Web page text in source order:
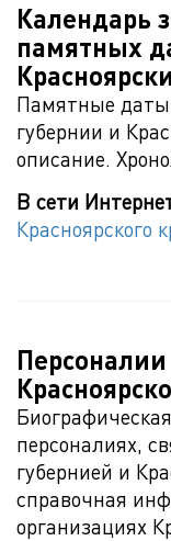
Календарь
памятных
Памятные даты
губернии и
описание.
В сети
Красноярского
персоналиях,
губернией и
справочная
организациях